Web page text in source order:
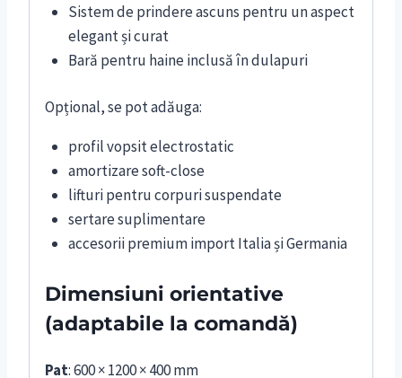
Sistem de prindere ascuns pentru un aspect
elegant și curat
Bară pentru haine inclusă în dulapuri
Opțional, se pot adăuga:
profil vopsit electrostatic
amortizare soft-close
lifturi pentru corpuri suspendate
sertare suplimentare
accesorii premium import Italia și Germania
Dimensiuni orientative
(adaptabile la comandă)
Pat: 600 × 1200 × 400 mm